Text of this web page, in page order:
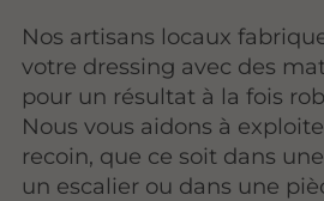
Nos artisans locaux
votre dressing avec des
pour un résultat à la fois
Nous vous aidons à
recoin, que ce soit dans
un escalier ou dans une